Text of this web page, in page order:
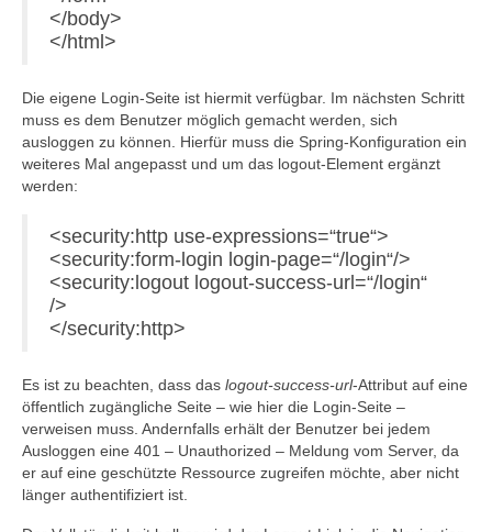
</body>
</html>
Die eigene Login-Seite ist hiermit verfügbar. Im nächsten Schritt
muss es dem Benutzer möglich gemacht werden, sich
ausloggen zu können. Hierfür muss die Spring-Konfiguration ein
weiteres Mal angepasst und um das logout-Element ergänzt
werden:
<security:http use-expressions=“true“>
<security:form-login login-page=“/login“/>
<security:logout logout-success-url=“/login“
/>
</security:http>
Es ist zu beachten, dass das logout-success-url-Attribut auf eine
öffentlich zugängliche Seite – wie hier die Login-Seite –
verweisen muss. Andernfalls erhält der Benutzer bei jedem
Ausloggen eine 401 – Unauthorized – Meldung vom Server, da
er auf eine geschützte Ressource zugreifen möchte, aber nicht
länger authentifiziert ist.